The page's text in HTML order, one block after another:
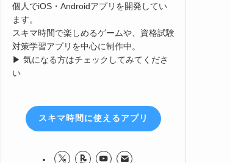
個人でiOS・Androidアプリを開発してい
ます。
スキマ時間で楽しめるゲームや、資格試験
対策学習アプリを中心に制作中。
▶ 気になる方はチェックしてみてくださ
い
スキマ時間に使えるアプリ